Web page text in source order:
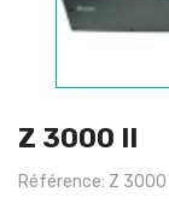
Z 3000 II
Référence: Z 3000 II